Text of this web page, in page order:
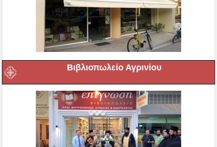
Βιβλιοπωλείο Αγρινίου